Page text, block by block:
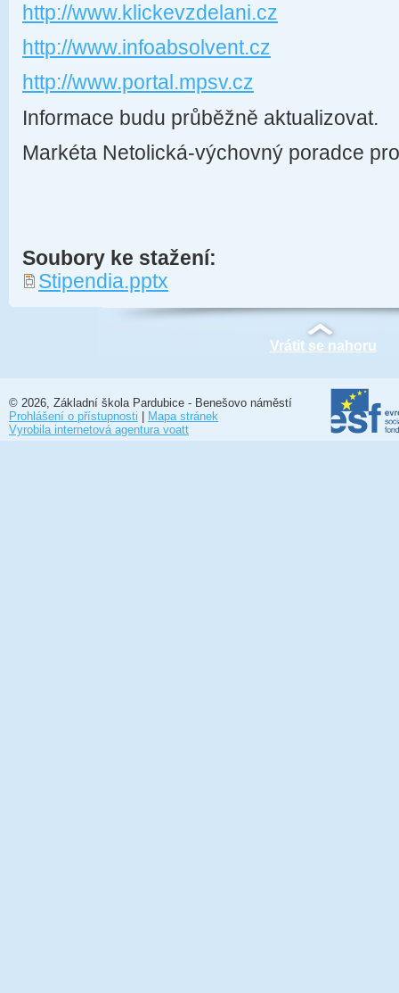
http://www.klickevzdelani.cz
http://www.infoabsolvent.cz
http://www.portal.mpsv.cz
Informace budu průběžně aktualizovat.
Markéta Netolická-výchovný poradce
Soubory ke stažení:
Stipendia.pptx
Vrátit se nahoru
© 2026, Základní škola Pardubice - Benešovo náměstí
Prohlášení o přístupnosti
Mapa stránek
Vyrobila internetová agentura voatt